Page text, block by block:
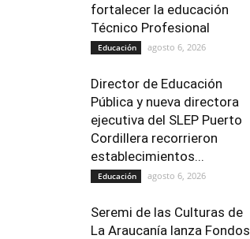
fortalecer la educación
Técnico Profesional
Educación agosto 6, 2026
Director de Educación
Pública y nueva directora
ejecutiva del SLEP Puerto
Cordillera recorrieron
establecimientos...
Educación agosto 6, 2026
Seremi de las Culturas de
La Araucanía lanza Fondos